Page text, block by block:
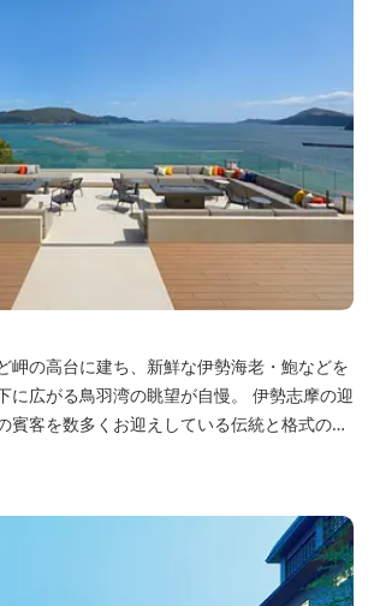
岬の高台に建ち、新鮮な伊勢海老・鮑などを
に広がる鳥羽湾の眺望が自慢。 伊勢志摩の迎
賓客を数多くお迎えしている伝統と格式のあ
オーシャンビュースイート・クラブ」が誕
ロント、ザ・ロビーラウンジ、パールオーシ